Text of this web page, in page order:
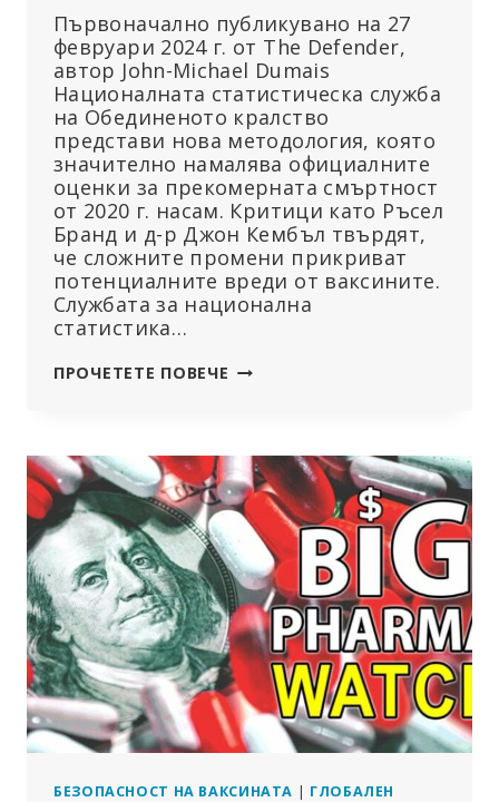
Първоначално публикувано на 27
февруари 2024 г. от The Defender,
автор John-Michael Dumais
Националната статистическа служба
на Обединеното кралство
представи нова методология, която
значително намалява официалните
оценки за прекомерната смъртност
от 2020 г. насам. Критици като Ръсел
Бранд и д-р Джон Кембъл твърдят,
че сложните промени прикриват
потенциалните вреди от ваксините.
Службата за национална
статистика…
ПРОЧЕТЕТЕ ПОВЕЧЕ ОБЕДИНЕНОТО
ПРЕКОМЕРНАТА
СМЪРТНОСТ
СЛЕД
ОБЯВЯВАНЕТО
НА
НОВА
СХЕМА
ЗА
ИЗЧИСЛЯВАНЕ
БЕЗОПАСНОСТ НА ВАКСИНАТА | ГЛОБАЛЕН